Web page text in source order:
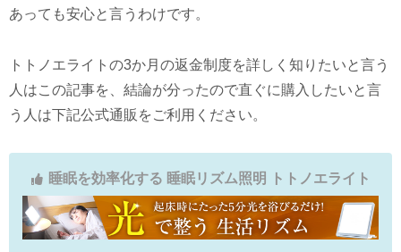
あっても安心と言うわけです。
トトノエライトの3か月の返金制度を詳しく知りたいと言う
人はこの記事を、結論が分ったので直ぐに購入したいと言
う人は下記公式通販をご利用ください。
睡眠を効率化する 睡眠リズム照明 トトノエライト